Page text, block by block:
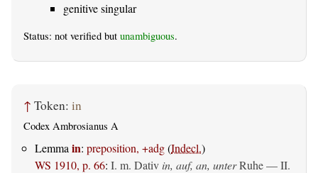
genitive singular
Status: not verified but unambiguous.
↑ Token: in
Codex Ambrosianus A
Lemma in: preposition, +adg(Indecl.)
WS 1910, p. 66: I. m. Dativ in, auf, an, unterRuhe — II.